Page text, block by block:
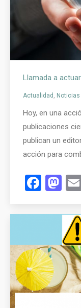
Actualidad Noticias
Hoy, en una
publicaciones
publican un
acción para